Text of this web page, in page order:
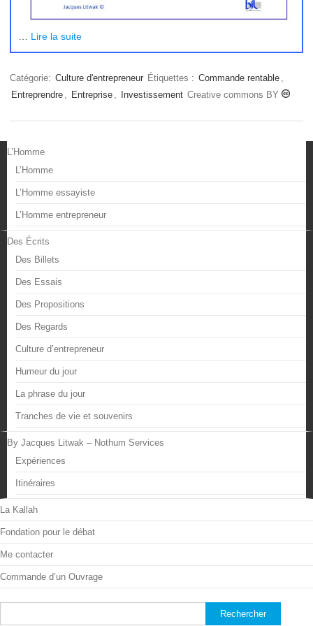
Lire la suite
Catégorie: Culture d'entrepreneur Étiquettes : Commande rentable
Entreprendre
Entreprise Investissement Creative commons BY
L’Homme
L’Homme
L’Homme essayiste
L’Homme entrepreneur
Des Écrits
Des Billets
Des Essais
Des Propositions
Des Regards
Culture d’entrepreneur
Humeur du jour
La phrase du jour
Tranches de vie et souvenirs
By Jacques Litwak – Nothum Services
Expériences
Itinéraires
La Kallah
Fondation pour le débat
Me contacter
Commande d’un Ouvrage